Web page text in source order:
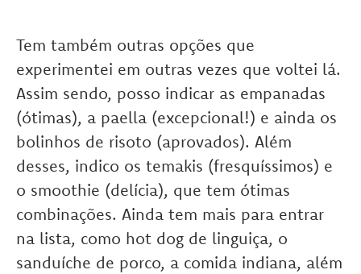
Tem também outras opções que
experimentei em outras vezes que voltei lá.
Assim sendo, posso indicar as empanadas
(ótimas), a paella (excepcional!) e ainda os
bolinhos de risoto (aprovados). Além
desses, indico os temakis (fresquíssimos) e
o smoothie (delícia), que tem ótimas
combinações. Ainda tem mais para entrar
na lista, como hot dog de linguiça, o
sanduíche de porco, a comida indiana, além